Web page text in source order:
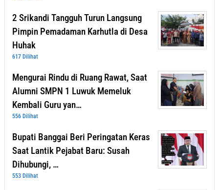
2 Srikandi Tangguh Turun Langsung
Pimpin Pemadaman Karhutla di Desa
Huhak
617 Dilihat
Mengurai Rindu di Ruang Rawat, Saat
Alumni SMPN 1 Luwuk Memeluk
Kembali Guru yan…
556 Dilihat
Bupati Banggai Beri Peringatan Keras
Saat Lantik Pejabat Baru: Susah
Dihubungi, …
553 Dilihat